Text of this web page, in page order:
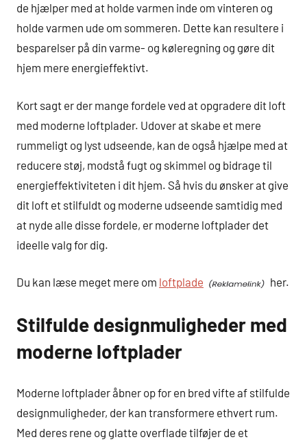
de hjælper med at holde varmen inde om vinteren og
holde varmen ude om sommeren. Dette kan resultere i
besparelser på din varme- og køleregning og gøre dit
hjem mere energieffektivt.
Kort sagt er der mange fordele ved at opgradere dit loft
med moderne loftplader. Udover at skabe et mere
rummeligt og lyst udseende, kan de også hjælpe med at
reducere støj, modstå fugt og skimmel og bidrage til
energieffektiviteten i dit hjem. Så hvis du ønsker at give
dit loft et stilfuldt og moderne udseende samtidig med
at nyde alle disse fordele, er moderne loftplader det
ideelle valg for dig.
Du kan læse meget mere om loftplade her.
Stilfulde designmuligheder med
moderne loftplader
Moderne loftplader åbner op for en bred vifte af stilfulde
designmuligheder, der kan transformere ethvert rum.
Med deres rene og glatte overflade tilføjer de et